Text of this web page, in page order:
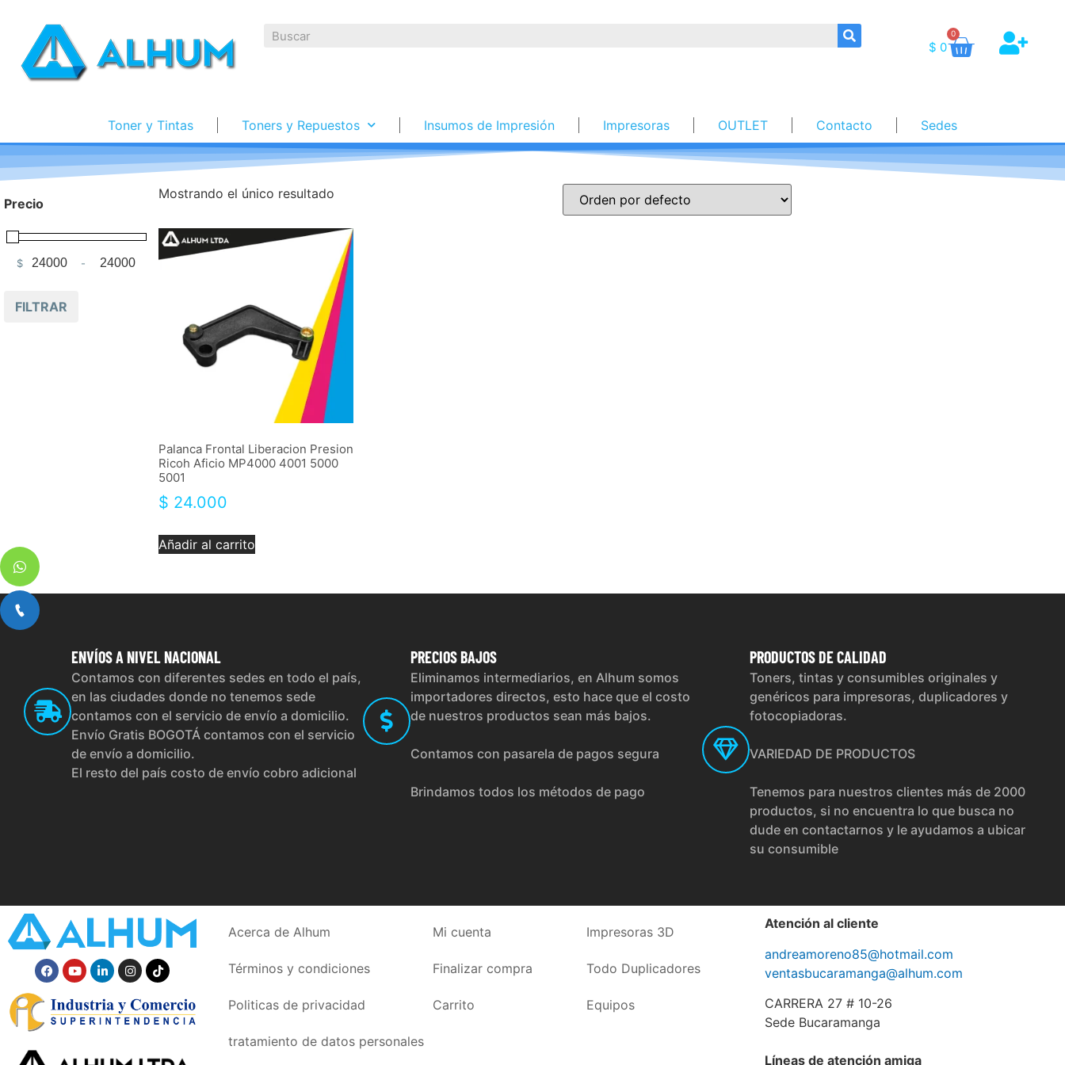
$ 0
0
Toner y Tintas Toners y Repuestos Insumos de Impresión Impresoras OUTLET Contacto Sedes
Precio
$ Minimum Price
-Maximum Price
FILTRAR
Mostrando el único resultado
Palanca Frontal Liberacion Presion
Ricoh Aficio MP4000 4001 5000
5001
$ 24.000
Añadir al carrito
ENVÍOSA NIVEL NACIONAL
Contamos con diferentes sedes en todo el país,
en las ciudades donde no tenemos sede
contamos con el servicio de envío a domicilio.
Envío Gratis BOGOTÁ contamos con el servicio
de envío a domicilio.
El resto del país costo de envío cobro adicional
PRECIOSBAJOS
Eliminamos intermediarios, en Alhum somos
importadores directos, esto hace que el costo
de nuestros productos sean más bajos.
Contamos con pasarela de pagos segura
Brindamos todos los métodos de pago
PRODUCTOSDE CALIDAD
Toners, tintas y consumibles originales y
genéricos para impresoras, duplicadores y
fotocopiadoras.
VARIEDAD DE PRODUCTOS
Tenemos para nuestros clientes más de 2000
productos, si no encuentra lo que busca no
dude en contactarnos y le ayudamos a ubicar
su consumible
Acerca de Alhum
Términos y condiciones
Politicas de privacidad
tratamiento de datos personales
Mi cuenta
Finalizar compra
Carrito
Impresoras 3D
Todo Duplicadores
Equipos
Atención al cliente
andreamoreno85@hotmail.com
ventasbucaramanga@alhum.com
CARRERA 27 # 10-26
Sede Bucaramanga
Líneas de atención amiga